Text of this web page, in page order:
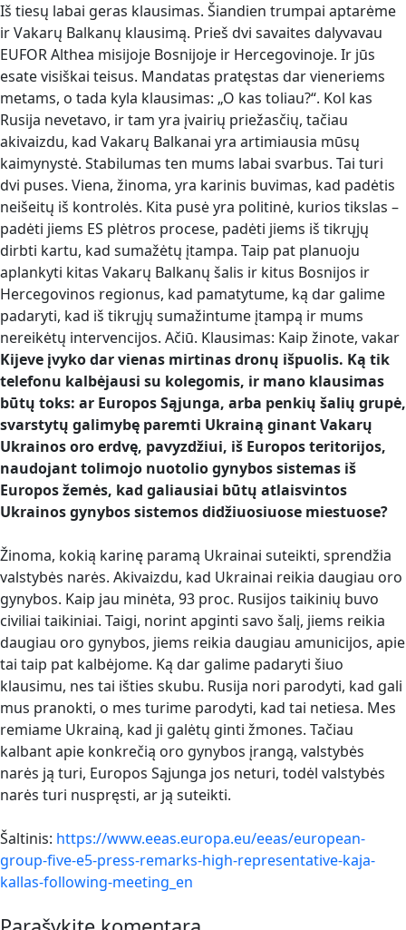
Iš tiesų labai geras klausimas. Šiandien trumpai aptarėme
ir Vakarų Balkanų klausimą. Prieš dvi savaites dalyvavau
EUFOR Althea misijoje Bosnijoje ir Hercegovinoje. Ir jūs
esate visiškai teisus. Mandatas pratęstas dar vieneriems
metams, o tada kyla klausimas: „O kas toliau?“. Kol kas
Rusija nevetavo, ir tam yra įvairių priežasčių, tačiau
akivaizdu, kad Vakarų Balkanai yra artimiausia mūsų
kaimynystė. Stabilumas ten mums labai svarbus. Tai turi
dvi puses. Viena, žinoma, yra karinis buvimas, kad padėtis
neišeitų iš kontrolės. Kita pusė yra politinė, kurios tikslas –
padėti jiems ES plėtros procese, padėti jiems iš tikrųjų
dirbti kartu, kad sumažėtų įtampa. Taip pat planuoju
aplankyti kitas Vakarų Balkanų šalis ir kitus Bosnijos ir
Hercegovinos regionus, kad pamatytume, ką dar galime
padaryti, kad iš tikrųjų sumažintume įtampą ir mums
nereikėtų intervencijos. Ačiū. Klausimas: Kaip žinote, vakar
Kijeve įvyko dar vienas mirtinas dronų išpuolis. Ką tik
telefonu kalbėjausi su kolegomis, ir mano klausimas
būtų toks: ar Europos Sąjunga, arba penkių šalių grupė,
svarstytų galimybę paremti Ukrainą ginant Vakarų
Ukrainos oro erdvę, pavyzdžiui, iš Europos teritorijos,
naudojant tolimojo nuotolio gynybos sistemas iš
Europos žemės, kad galiausiai būtų atlaisvintos
Ukrainos gynybos sistemos didžiuosiuose miestuose?
Žinoma, kokią karinę paramą Ukrainai suteikti, sprendžia
valstybės narės. Akivaizdu, kad Ukrainai reikia daugiau oro
gynybos. Kaip jau minėta, 93 proc. Rusijos taikinių buvo
civiliai taikiniai. Taigi, norint apginti savo šalį, jiems reikia
daugiau oro gynybos, jiems reikia daugiau amunicijos, apie
tai taip pat kalbėjome. Ką dar galime padaryti šiuo
klausimu, nes tai išties skubu. Rusija nori parodyti, kad gali
mus pranokti, o mes turime parodyti, kad tai netiesa. Mes
remiame Ukrainą, kad ji galėtų ginti žmones. Tačiau
kalbant apie konkrečią oro gynybos įrangą, valstybės
narės ją turi, Europos Sąjunga jos neturi, todėl valstybės
narės turi nuspręsti, ar ją suteikti.
Šaltinis: https://www.eeas.europa.eu/eeas/european-
group-five-e5-press-remarks-high-representative-kaja-
kallas-following-meeting_en